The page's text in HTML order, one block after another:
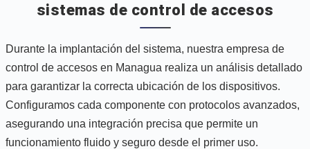
sistemas de control de accesos
Durante la implantación del sistema, nuestra empresa de
control de accesos en Managua realiza un análisis detallado
para garantizar la correcta ubicación de los dispositivos.
Configuramos cada componente con protocolos avanzados,
asegurando una integración precisa que permite un
funcionamiento fluido y seguro desde el primer uso.